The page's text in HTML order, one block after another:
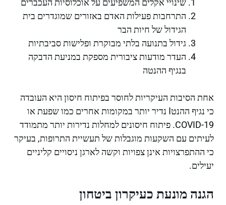
שינויי אקלים המשפיעים על אוכלוסיות העכברים
התרחבות פעילות האדם באזורים שמוגדרים בית
הגידול של חיות הבר
גידול בתנועה בלתי מבוקרת ופלישות סביבתיות
העדר מודעות ציבורית מספקת במניעת הדבקה
בנגיף ההנטה
אחת הסיבות העיקריות לחוסר בפיתוח חיסון היא העובדה
כי נגיף ההנטا נדיר יותר במקומות אחרים כמו שפעת או
COVID-19. פיתוח חיסונים למחלות נדירות יותר מתמודד
לעיתים עם השקעות מוגבלות של תעשיית התרופות, בעיקר
כי ההתפרצויות אינן צפויות וקשה לארגן ניסויים קליניים
יעילים.
הגנה מונעת כעיקרון ביטחון